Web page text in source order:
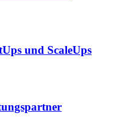
und ScaleUps